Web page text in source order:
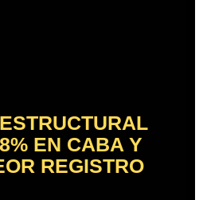
EN CABA Y
REGISTRO